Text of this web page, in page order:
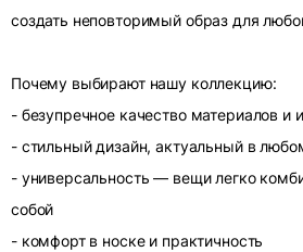
создать неповторимый образ для
Почему выбирают нашу коллекцию:
- безупречное качество материалов и
- стильный дизайн, актуальный в
- универсальность — вещи легко
собой
- комфорт в носке и практичность